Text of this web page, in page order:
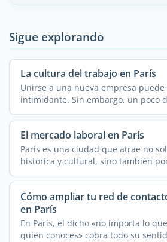
Sigue explorando
La cultura del trabajo en París
Unirse a una nueva empresa puede
intimidante. Sin embargo, un poco
minimiza ...
El mercado laboral en París
París es una ciudad que atrae no
histórica y cultural, sino también
Cómo ampliar tu red de
en París
En París, el dicho «no importa lo
quien conoces» cobra todo su